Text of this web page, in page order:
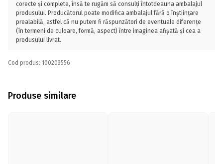
corecte și complete, însă te rugăm să consulți întotdeauna ambalajul
produsului. Producătorul poate modifica ambalajul fără o înștiințare
prealabilă, astfel că nu putem fi răspunzători de eventuale diferențe
(în termeni de culoare, formă, aspect) între imaginea afișată și cea a
produsului livrat.
Cod produs: 100203556
Produse similare